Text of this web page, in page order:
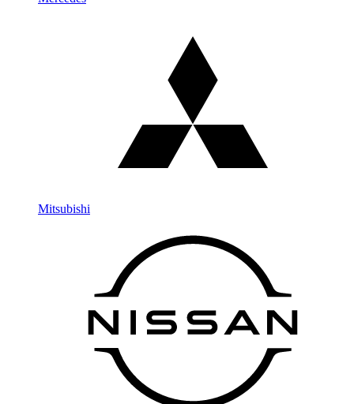
Mitsubishi